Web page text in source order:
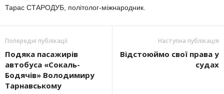
Тарас СТАРОДУБ, політолог-міжнародник.
Попередні публікації
Подяка пасажирів
автобуса «Сокаль-
Бодячів» Володимиру
Тарнавському
Наступна публікація
Відстоюймо свої права у
судах